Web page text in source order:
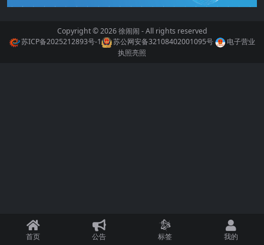
Copyright © 2026徐闹闹 - All rights reserved
苏ICP备2025212893号-1
苏公网安备32108402001095号
电子营业
执照亮照
首页 公告 标签 我的